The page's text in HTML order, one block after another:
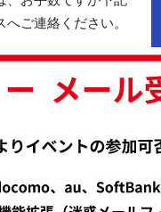
ご連絡ください。